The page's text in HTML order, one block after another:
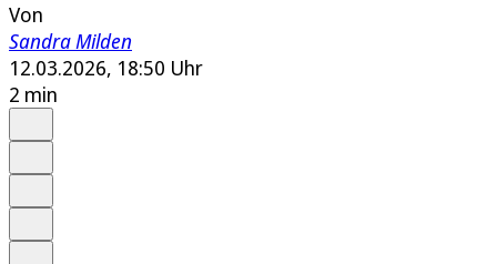
Von
Sandra Milden
12.03.2026, 18:50 Uhr
2 min